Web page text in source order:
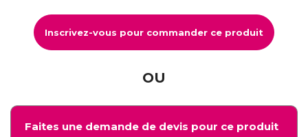
Inscrivez-vous pour commander ce produit
OU
Faites une demande de devis pour ce produit